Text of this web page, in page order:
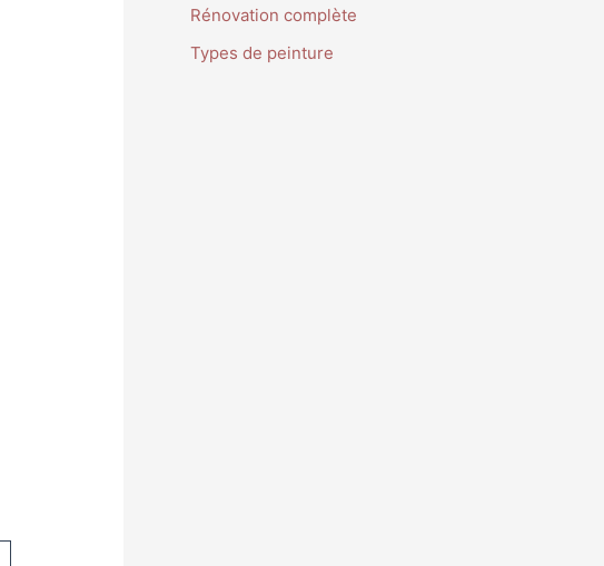
Rénovation complète
Types de peinture